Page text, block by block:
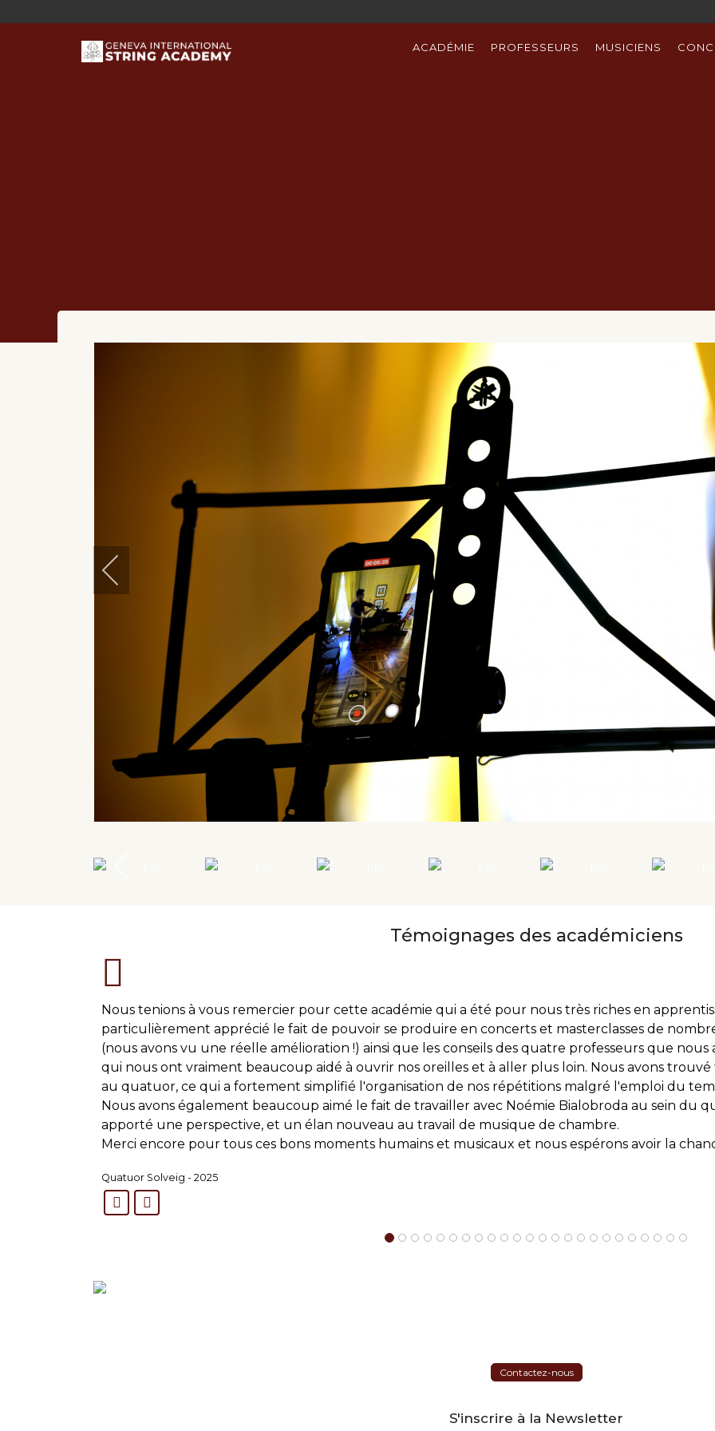
ACADÉMIE PROFESSEURS MUSICIENS
Témoignages des académiciens
Nous tenions à vous remercier pour cette académie qui a été pour nous très riches en
particulièrement apprécié le fait de pouvoir se produire en concerts et masterclasses de
(nous avons vu une réelle amélioration !) ainsi que les conseils des quatre professeurs que
qui nous ont vraiment beaucoup aidé à ouvrir nos oreilles et à aller plus loin. Nous avons
au quatuor, ce qui a fortement simplifié l'organisation de nos répétitions malgré l'emploi du
Nous avons également beaucoup aimé le fait de travailler avec Noémie Bialobroda au sein du
apporté une perspective, et un élan nouveau au travail de musique de chambre.
Merci encore pour tous ces bons moments humains et musicaux et nous espérons avoir la
Quatuor Solveig - 2025
Contactez-nous
S'inscrire à la Newsletter